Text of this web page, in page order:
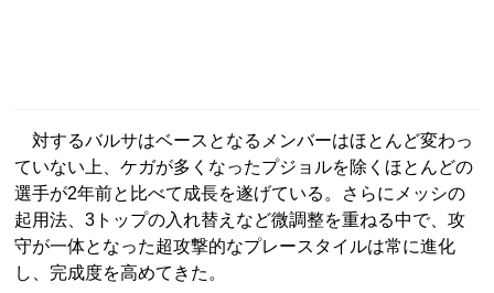
対するバルサはベースとなるメンバーはほとんど変わっ
ていない上、ケガが多くなったプジョルを除くほとんどの
選手が2年前と比べて成長を遂げている。さらにメッシの
起用法、3トップの入れ替えなど微調整を重ねる中で、攻
守が一体となった超攻撃的なプレースタイルは常に進化
し、完成度を高めてきた。